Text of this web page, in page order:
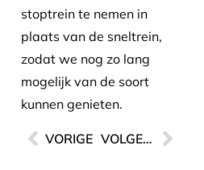
stoptrein te nemen in
plaats van de sneltrein,
zodat we nog zo lang
mogelijk van de soort
kunnen genieten.
VORIGE VOLGENDE